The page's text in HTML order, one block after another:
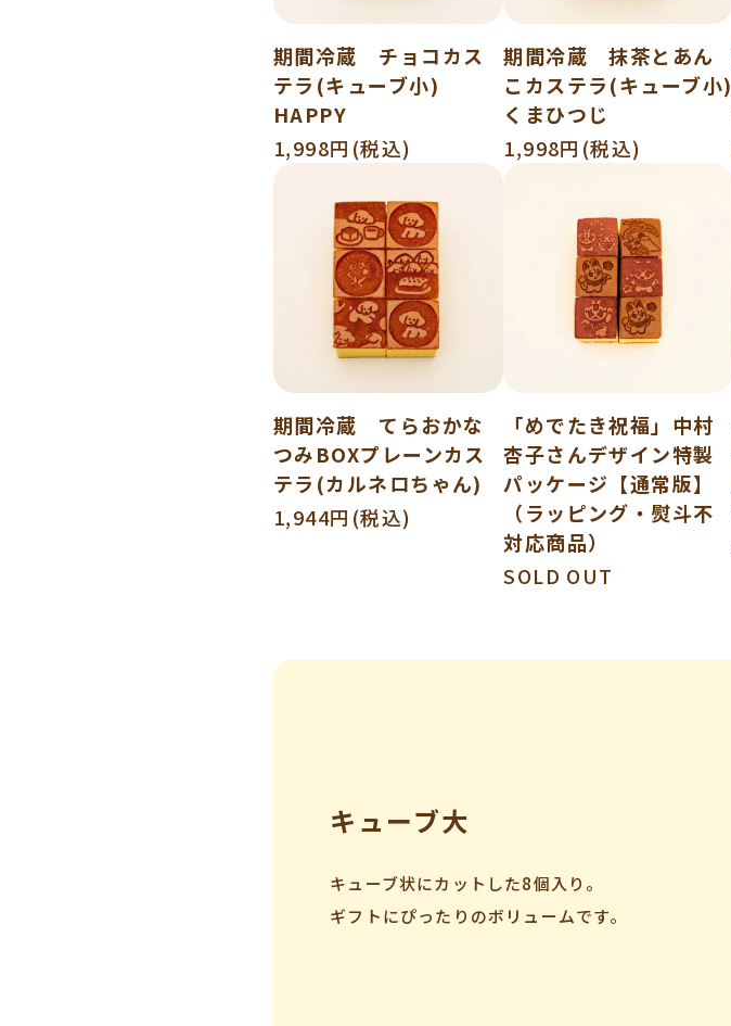
期間冷蔵 チョコカス
テラ(キューブ小)
HAPPY
1,998円(税込)
期間冷蔵 抹茶とあん
こカステラ(キューブ小)
くまひつじ
1,998円(税込)
期間冷蔵 てらおかな
つみBOXプレーンカス
テラ(カルネロちゃん)
1,944円(税込)
「めでたき祝福」中村
杏子さんデザイン特製
パッケージ【通常版】
（ラッピング・熨斗不
対応商品）
SOLD OUT
キューブ大
キューブ状にカットした8個入り。
ギフトにぴったりのボリュームです。